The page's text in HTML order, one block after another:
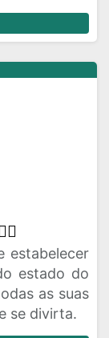
estabelecer
estado do
as suas
se divirta.